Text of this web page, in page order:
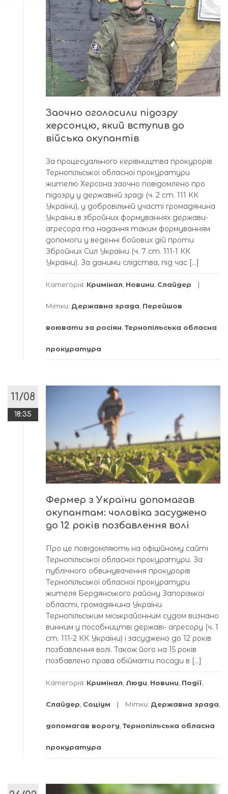
Заочно оголосили підозру
херсонцю, який вступив до
війська окупантів
За процесуального керівництва прокурорів
Тернопільської обласної прокуратури
жителю Херсона заочно повідомлено про
підозру у державній зраді (ч. 2 ст. 111 КК
України), у добровільній участі громадянина
України в збройних формуваннях держави-
агресора та надання таким формуванням
допомоги у веденні бойових дій проти
Збройних Сил України (ч. 7 ст. 111-1 КК
України). За даними слідства, під час […]
Категорія: Кримінал Новини Слайдер
Мітки: Державна зрада Перейшов
воювати за росіян Тернопільська обласна
прокуратура
11/08
18:35
Фермер з України допомагав
окупантам: чоловіка засуджено
до 12 років позбавлення волі
Про це повідомляють на офіційному сайті
Тернопільської обласної прокуратури. За
публічного обвинувачення прокурорів
Тернопільської обласної прокуратури
жителя Бердянського району Запорізької
області, громадянина України
Тернопільським міськрайонним судом визнано
винним у пособництві державі- агресору (ч. 1
ст. 111-2 КК України) і засуджено до 12 років
позбавлення волі. Також його на 15 років
позбавлено права обіймати посади в […]
Категорія: Кримінал Люди Новини Події
Слайдер Соціум Мітки: Державна зрада
допомагав ворогу Тернопільська обласна
прокуратура